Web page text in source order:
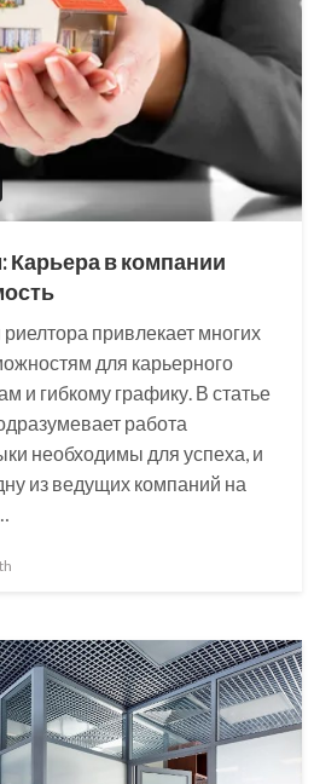
Карьера в компании
привлекает многих
для карьерного
и гибкому графику. В статье
работа
необходимы для успеха, и
из ведущих компаний на